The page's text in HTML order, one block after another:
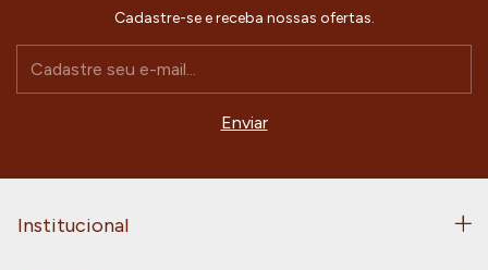
Cadastre-se e receba nossas ofertas.
Institucional